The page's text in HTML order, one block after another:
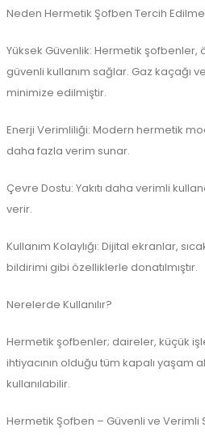
Neden Hermetik Şofben Tercih
Yüksek Güvenlik: Hermetik şofbenler,
güvenli kullanım sağlar. Gaz kaçağı
minimize edilmiştir.
Enerji Verimliliği: Modern hermetik
daha fazla verim sunar.
Çevre Dostu: Yakıtı daha verimli
verir.
Kullanım Kolaylığı: Dijital ekranlar,
bildirimi gibi özelliklerle donatılmıştır.
Nerelerde Kullanılır?
Hermetik şofbenler; daireler, küçük
ihtiyacının olduğu tüm kapalı yaşam
kullanılabilir.
Hermetik Şofben – Güvenli ve Verimli